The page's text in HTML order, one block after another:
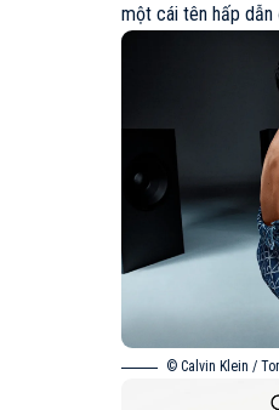
một cái tên hấp dẫn
© Calvin Klein /